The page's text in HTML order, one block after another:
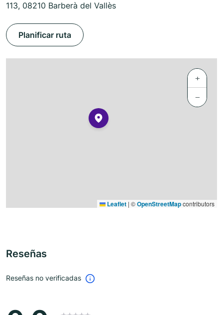
113, 08210 Barberà del Vallès
Planificar ruta
+
−
Leaflet | ©OpenStreetMapcontributors
Reseñas
Reseñas no verificadas